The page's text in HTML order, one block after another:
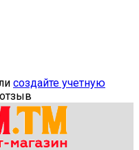
создайте учетную